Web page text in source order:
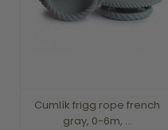
Cumlík frigg rope french
gray, 0-6m, ...